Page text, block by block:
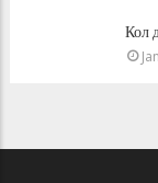
Кол